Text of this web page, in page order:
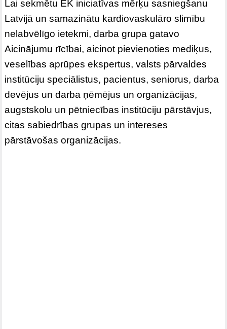
Lai sekmētu EK iniciatīvas mērķu sasniegšanu
Latvijā un samazinātu kardiovaskulāro slimību
nelabvēlīgo ietekmi, darba grupa gatavo
Aicinājumu rīcībai, aicinot pievienoties mediķus,
veselības aprūpes ekspertus, valsts pārvaldes
institūciju speciālistus, pacientus, seniorus, darba
devējus un darba ņēmējus un organizācijas,
augstskolu un pētniecības institūciju pārstāvjus,
citas sabiedrības grupas un intereses
pārstāvošas organizācijas.